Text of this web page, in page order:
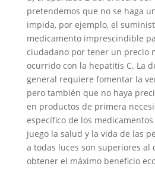
pretendemos que no se haga
impida, por ejemplo, el
medicamento imprescindible
ciudadano por tener un precio
ocurrido con la hepatitis C. La
general requiere fomentar la
pero también que no haya
en productos de primera
específico de los
juego la salud y la vida de las
a todas luces son superiores
obtener el máximo beneficio